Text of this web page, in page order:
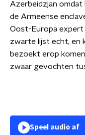
Azerbeidzjan
de Armeense
Oost-Europa expert
zwarte lijst echt, en
bezoekt erop
zwaar gevochten
Speel audio af